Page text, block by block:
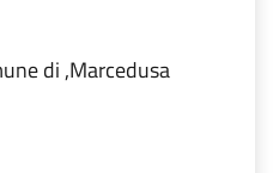
di ,Marcedusa